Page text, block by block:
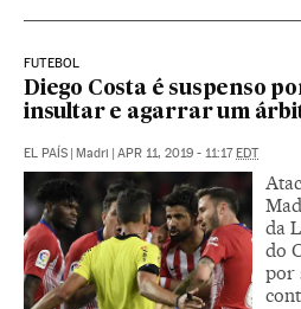
FUTEBOL
Diego Costa é suspenso
insultar e agarrar um
EL PAÍS Madri APR 11, 2019 - 11:17 EDT
da
do
por